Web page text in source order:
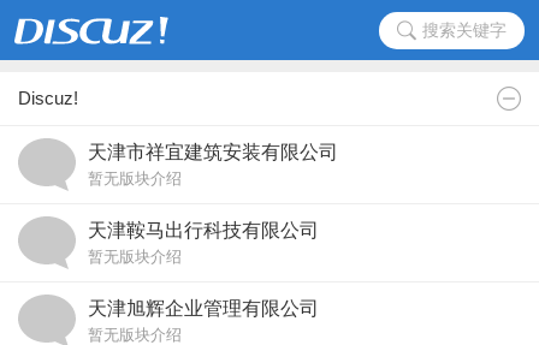
搜索关键字
Discuz!
天津市祥宜建筑安装有限公司
暂无版块介绍
天津鞍马出行科技有限公司
暂无版块介绍
天津旭辉企业管理有限公司
暂无版块介绍